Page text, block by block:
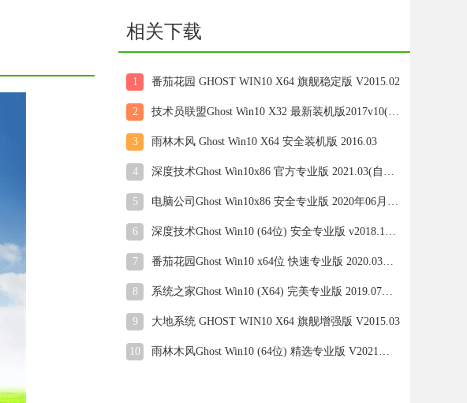
相关下载
1 番茄花园 GHOST WIN10 X64 旗舰稳定版 V2015.02
2 技术员联盟Ghost Win10 X32 最新装机版2017v10(自动激活)
3 雨林木风 Ghost Win10 X64 安全装机版 2016.03
4 深度技术Ghost Win10x86 官方专业版 2021.03(自动激活)
5 电脑公司Ghost Win10x86 安全专业版 2020年06月(绝对激活)
6 深度技术Ghost Win10 (64位) 安全专业版 v2018.12(免激活)
7 番茄花园Ghost Win10 x64位 快速专业版 2020.03月(自动激活)
8 系统之家Ghost Win10 (X64) 完美专业版 2019.07月(自动激活)
9 大地系统 GHOST WIN10 X64 旗舰增强版 V2015.03
10 雨林木风Ghost Win10 (64位) 精选专业版 V2021年08月(无需激活)